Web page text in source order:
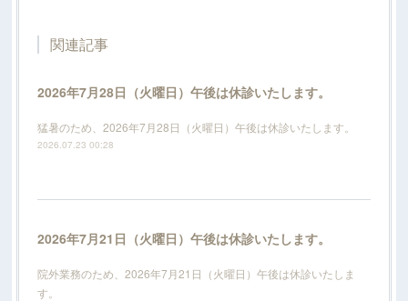
関連記事
2026年7月28日（火曜日）午後は休診いたします。
猛暑のため、2026年7月28日（火曜日）午後は休診いたします。
2026.07.23 00:28
2026年7月21日（火曜日）午後は休診いたします。
院外業務のため、2026年7月21日（火曜日）午後は休診いたしま
す。